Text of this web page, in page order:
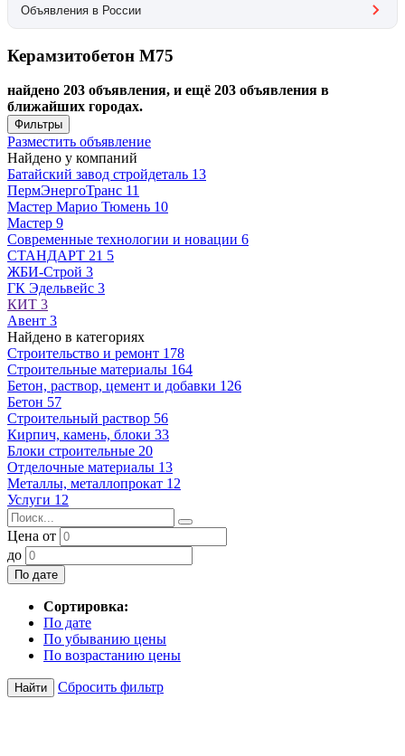
Объявления в России
Керамзитобетон М75
найдено 203 объявления, и ещё 203 объявления в
ближайших городах.
Фильтры
Разместить объявление
Найдено у компаний
Батайский завод стройдеталь 13
ПермЭнергоТранс 11
Мастер Марио Тюмень 10
Мастер 9
Современные технологии и новации 6
СТАНДАРТ 21 5
ЖБИ-Строй 3
ГК Эдельвейс 3
КИТ 3
Авент 3
Найдено в категориях
Строительство и ремонт 178
Строительные материалы 164
Бетон, раствор, цемент и добавки 126
Бетон 57
Строительный раствор 56
Кирпич, камень, блоки 33
Блоки строительные 20
Отделочные материалы 13
Металлы, металлопрокат 12
Услуги 12
Цена от
до
По дате
Сортировка:
По дате
По убыванию цены
По возрастанию цены
Найти Сбросить фильтр